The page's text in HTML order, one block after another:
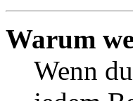
Warum
Wenn